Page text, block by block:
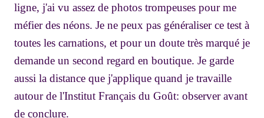
ligne, j'ai vu assez de photos trompeuses pour me
méfier des néons. Je ne peux pas généraliser ce test à
toutes les carnations, et pour un doute très marqué je
demande un second regard en boutique. Je garde
aussi la distance que j'applique quand je travaille
autour de l'Institut Français du Goût: observer avant
de conclure.